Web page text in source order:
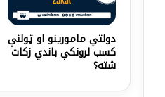
دولتي مامورینو او ټولنې
کسب لرونکې باندي زکات
شته؟